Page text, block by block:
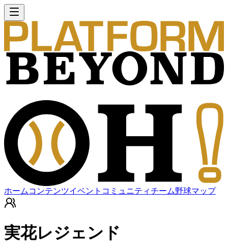
ホーム コンテンツイベント コミュニティチーム野球マップ
実花レジェンド